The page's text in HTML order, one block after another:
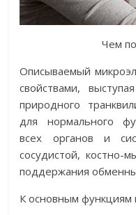
Чем
Описываемый
свойствами,
природного
для нормального
всех органов и
сосудистой, костно-
поддержания
К основным функциям